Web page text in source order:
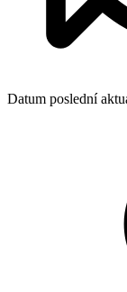
Datum poslední